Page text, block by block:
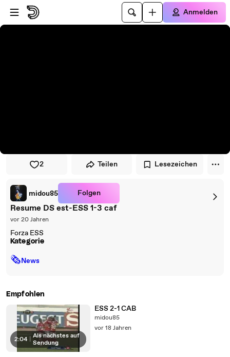
Zum Player springen
Zum Hauptinhalt springen
Anmelden
2 Teilen Lesezeichen
midou85 Folgen
Resume DS est-ESS 1-3 caf
vor 20 Jahren
Forza ESS
Kategorie
🗞News
Empfohlen
2:04
Als nächstes auf
Sendung
ESS 2-1 CAB
midou85
vor 18 Jahren